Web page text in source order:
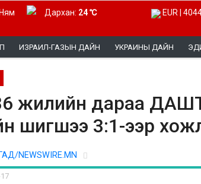
Дархан: 24 ℃ EUR |
ИЗРАИЛ-ГАЗЫН ДАЙН УКРАИНЫ ДАЙН
жилийн дараа
шигшээ 3:1-ээр
NEWSWIRE.MN